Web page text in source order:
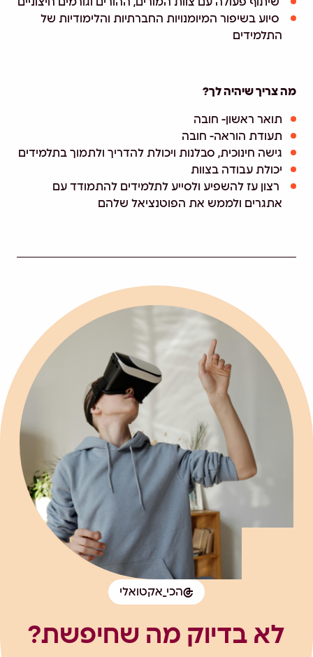
סיוע בשיפור המיומנויות החברתיות והלימודיות של
התלמידים
מה צריך שיהיה לך?
תואר ראשון- חובה
תעודת הוראה- חובה
גישה חינוכית, סבלנות ויכולת להדריך ולתמוך בתלמידים
יכולת עבודה בצוות
רצון עז להשפיע ולסייע לתלמידים להתמודד עם
אתגרים ולממש את הפוטנציאל שלהם
הכי_אקטואלי
לא בדיוק מה שחיפשת?